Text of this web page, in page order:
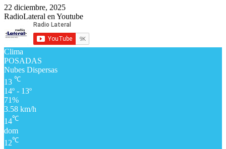
22 diciembre, 2025
RadioLateral en Youtube
Clima
POSADAS
Nubes Dispersas
13 ℃
14º - 13º
71%
3.58 km/h
14℃
dom
12℃